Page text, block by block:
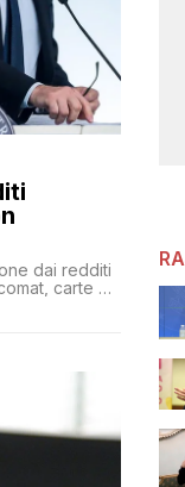
dai redditi
carte di